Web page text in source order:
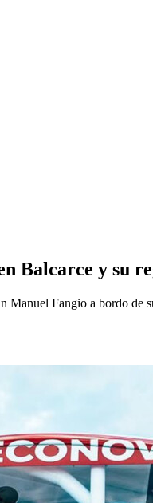
Balcarce y su
Manuel Fangio a bordo de